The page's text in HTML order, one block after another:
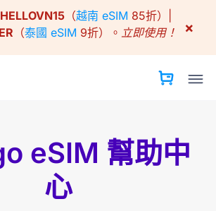
HELLOVN15（越南 eSIM 85折）|
（泰國 eSIM 9折）。 立即使用！ ×
eSIM 幫助中
心